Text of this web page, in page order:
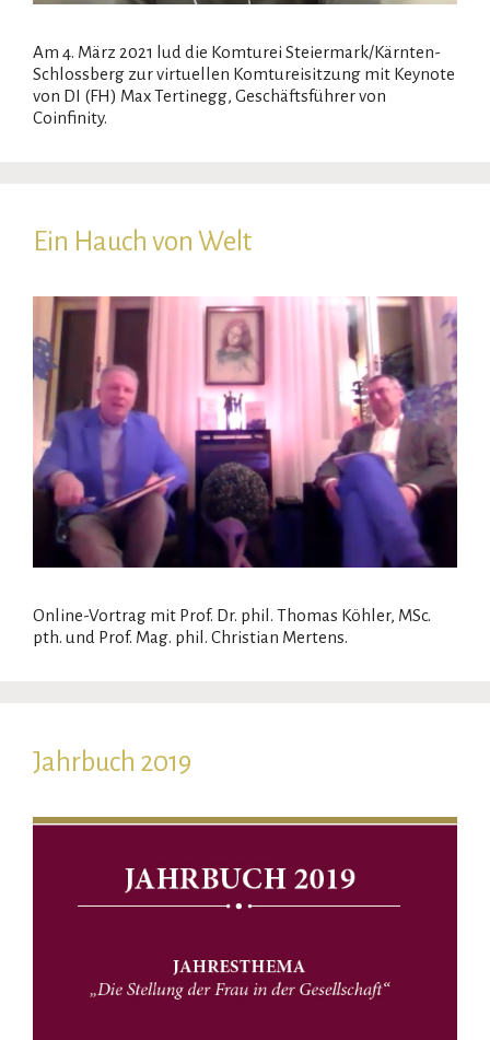
Am 4. März 2021 lud die Komturei Steiermark/Kärnten-
Schlossberg zur virtuellen Komtureisitzung mit Keynote
von DI (FH) Max Tertinegg, Geschäftsführer von
Coinfinity.
Ein Hauch von Welt
Online-Vortrag mit Prof. Dr. phil. Thomas Köhler, MSc.
pth. und Prof. Mag. phil. Christian Mertens.
Jahrbuch 2019